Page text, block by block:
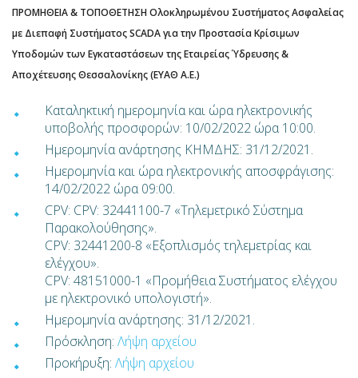
ΠΡΟΜΗΘΕΙΑ & ΤΟΠΟΘΕΤΗΣΗ Ολοκληρωμένου Συστήματος Ασφαλείας
με Διεπαφή Συστήματος SCADA για την Προστασία Κρίσιμων
Υποδομών των Εγκαταστάσεων της Εταιρείας Ύδρευσης &
Αποχέτευσης Θεσσαλονίκης (ΕΥΑΘ Α.Ε.)
Καταληκτική ημερομηνία και ώρα ηλεκτρονικής
υποβολής προσφορών: 10/02/2022 ώρα 10:00.
Ημερομηνία ανάρτησης ΚΗΜΔΗΣ: 31/12/2021.
Ημερομηνία και ώρα ηλεκτρονικής αποσφράγισης:
14/02/2022 ώρα 09:00.
CPV: CPV: 32441100-7 «Τηλεμετρικό Σύστημα
Παρακολούθησης».
CPV: 32441200-8 «Εξοπλισμός τηλεμετρίας και
ελέγχου».
CPV: 48151000-1 «Προμήθεια Συστήματος ελέγχου
με ηλεκτρονικό υπολογιστή».
Ημερομηνία ανάρτησης: 31/12/2021.
Πρόσκληση: Λήψη αρχείου
Προκήρυξη: Λήψη αρχείου